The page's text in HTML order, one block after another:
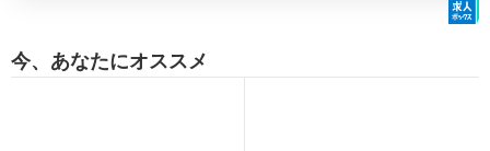
今、あなたにオススメ